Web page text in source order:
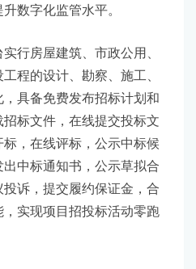
数字化监管水平。
实行房屋建筑、市政公用、
程的设计、勘察、施工、
具备免费发布招标计划和
标文件，在线提交投标文
，在线评标，公示中标候
中标通知书，公示草拟合
诉，提交履约保证金，合
实现项目招投标活动零跑